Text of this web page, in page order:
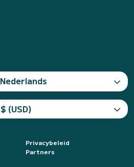
Nederlands
$ (USD)
Privacybeleid
Partners